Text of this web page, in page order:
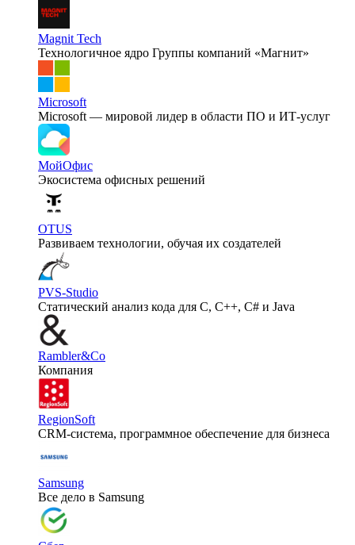
Magnit Tech
Технологичное ядро Группы компаний «Магнит»
Microsoft
Microsoft — мировой лидер в области ПО и ИТ-услуг
МойОфис
Экосистема офисных решений
OTUS
Развиваем технологии, обучая их создателей
PVS-Studio
Статический анализ кода для C, C++, C# и Java
Rambler&Co
Компания
RegionSoft
CRM-система, программное обеспечение для бизнеса
Samsung
Все дело в Samsung